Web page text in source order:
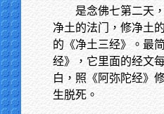
是念佛七第二天
净土的法门，修净土
的《净土三经》。最
经》，它里面的经文
白，照《阿弥陀经》
生脱死。